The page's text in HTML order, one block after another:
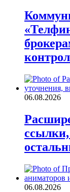
06.08.2026
06.08.2026